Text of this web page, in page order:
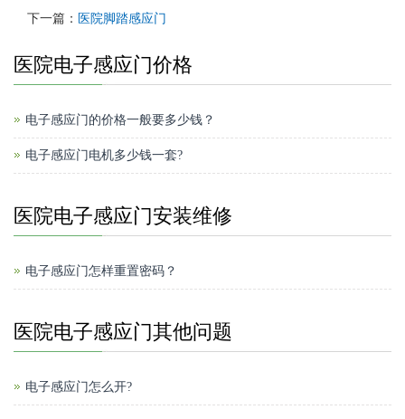
下一篇： 医院脚踏感应门
医院电子感应门价格
电子感应门的价格一般要多少钱？
电子感应门电机多少钱一套?
医院电子感应门安装维修
电子感应门怎样重置密码？
医院电子感应门其他问题
电子感应门怎么开?